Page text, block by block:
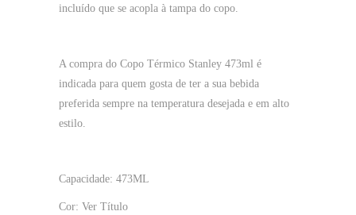
incluído que se acopla à tampa do copo.
A compra do Copo Térmico Stanley 473ml é
indicada para quem gosta de ter a sua bebida
preferida sempre na temperatura desejada e em alto
estilo.
Capacidade: 473ML
Cor: Ver Título